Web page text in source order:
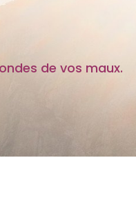
de vos maux.